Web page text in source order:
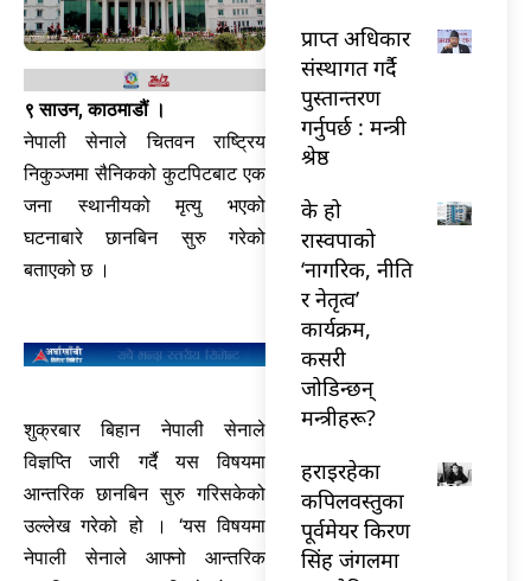
९ साउन, काठमाडौं ।
नेपाली सेनाले चितवन राष्ट्रिय
निकुञ्जमा सैनिकको कुटपिटबाट एक
जना स्थानीयको मृत्यु भएको
घटनाबारे छानबिन सुरु गरेको
बताएको छ ।
शुक्रबार बिहान नेपाली सेनाले
विज्ञप्ति जारी गर्दै यस विषयमा
आन्तरिक छानबिन सुरु गरिसकेको
उल्लेख गरेको हो । ‘यस विषयमा
नेपाली सेनाले आफ्नो आन्तरिक
प्राप्त अधिकार
संस्थागत गर्दै
पुस्तान्तरण
गर्नुपर्छ : मन्त्री
श्रेष्ठ
के हो
रास्वपाको
‘नागरिक, नीति
र नेतृत्व’
कार्यक्रम,
कसरी
जोडिन्छन्
मन्त्रीहरू?
हराइरहेका
कपिलवस्तुका
पूर्वमेयर किरण
सिंह जंगलमा